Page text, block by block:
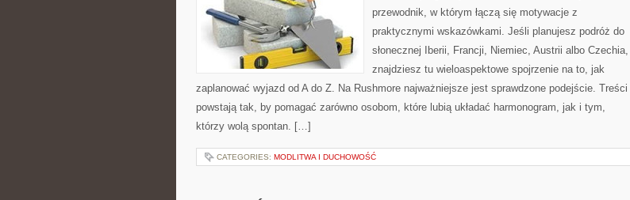
przewodnik, w którym łączą się motywacje z
praktycznymi wskazówkami. Jeśli planujesz podróż do
słonecznej Iberii, Francji, Niemiec, Austrii albo Czechia,
znajdziesz tu wieloaspektowe spojrzenie na to, jak
zaplanować wyjazd od A do Z. Na Rushmore najważniejsze jest sprawdzone podejście. Treści
powstają tak, by pomagać zarówno osobom, które lubią układać harmonogram, jak i tym,
którzy wolą spontan. […]
CATEGORIES: MODLITWA I DUCHOWOŚĆ